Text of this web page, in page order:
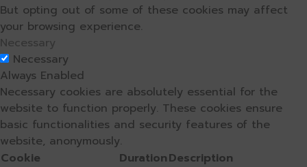
But opting out of some of these cookies may affect
your browsing experience.
Necessary
Necessary
Always Enabled
Necessary cookies are absolutely essential for the
website to function properly. These cookies ensure
basic functionalities and security features of the
website, anonymously.
Cookie
DurationDescription